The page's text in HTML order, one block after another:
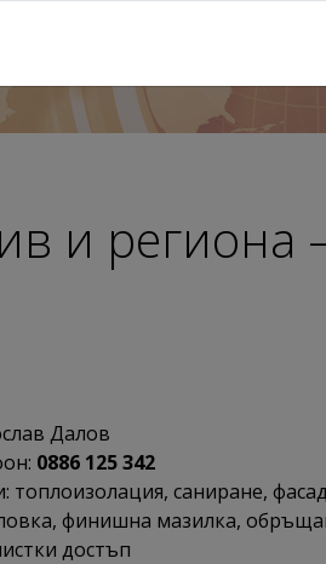
и региона
Далов
0886 125 342
топлоизолация, саниране,
финишна мазилка,
достъп